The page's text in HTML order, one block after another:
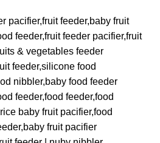
pacifier,fruit feeder,baby fruit
feeder,fruit feeder pacifier,fruit
& vegetables feeder
feeder,silicone food
nibbler,baby food feeder
feeder,food feeder,food
baby fruit pacifier,food
fruit pacifier